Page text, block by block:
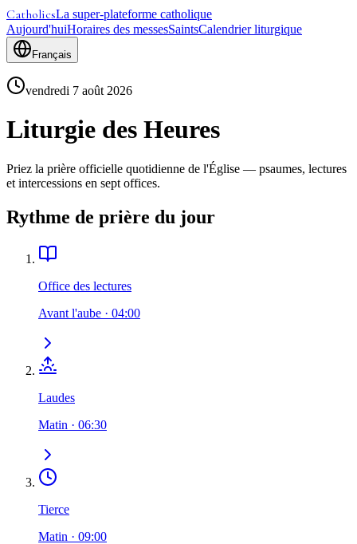
CatholicsLa super-plateforme catholique
Aujourd'huiHoraires des messesSaintsCalendrier liturgique
Français
vendredi 7 août 2026
Liturgie des Heures
Priez la prière officielle quotidienne de l'Église — psaumes, lectures
et intercessions en sept offices.
Rythme de prière du jour
Office des lectures
Avant l'aube · 04:00
Laudes
Matin · 06:30
Tierce
Matin · 09:00